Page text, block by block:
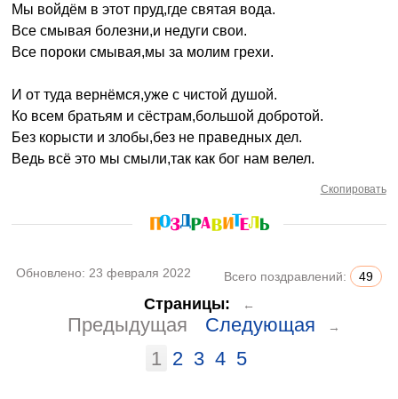
Мы войдём в этот пруд,где святая вода.
Все смывая болезни,и недуги свои.
Все пороки смывая,мы за молим грехи.
И от туда вернёмся,уже с чистой душой.
Ко всем братьям и сёстрам,большой добротой.
Без корысти и злобы,без не праведных дел.
Ведь всё это мы смыли,так как бог нам велел.
Скопировать
Обновлено: 23 февраля 2022 Всего поздравлений: 49
Страницы: ←
Предыдущая Следующая →
1 2 3 4 5